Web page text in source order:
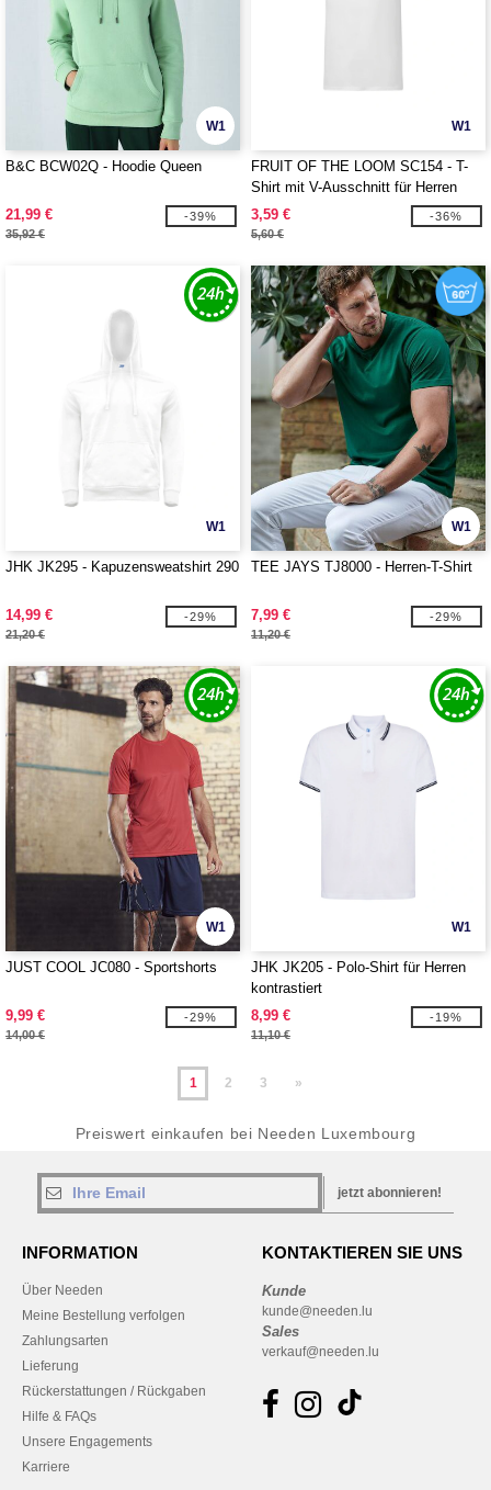
W1
B&C BCW02Q - Hoodie Queen
21,99 €
35,92 €
-39%
W1
FRUIT OF THE LOOM SC154 - T-
Shirt mit V-Ausschnitt für Herren
3,59 €
5,60 €
-36%
W1
JHK JK295 - Kapuzensweatshirt 290
14,99 €
21,20 €
-29%
W1
TEE JAYS TJ8000 - Herren-T-Shirt
7,99 €
11,20 €
-29%
W1
JUST COOL JC080 - Sportshorts
9,99 €
14,00 €
-29%
W1
JHK JK205 - Polo-Shirt für Herren
kontrastiert
8,99 €
11,10 €
-19%
1 2 3 »
Preiswert einkaufen bei Needen Luxembourg
jetzt abonnieren!
INFORMATION
Über Needen
Meine Bestellung verfolgen
Zahlungsarten
Lieferung
Rückerstattungen / Rückgaben
Hilfe & FAQs
Unsere Engagements
Karriere
KONTAKTIEREN SIE UNS
Kunde
kunde@needen.lu
Sales
verkauf@needen.lu